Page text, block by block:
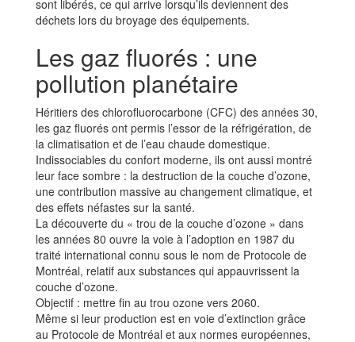
sont libérés, ce qui arrive lorsqu’ils deviennent des
déchets lors du broyage des équipements.
Les gaz fluorés : une
pollution planétaire
Héritiers des chlorofluorocarbone (CFC) des années 30,
les gaz fluorés ont permis l’essor de la réfrigération, de
la climatisation et de l’eau chaude domestique.
Indissociables du confort moderne, ils ont aussi montré
leur face sombre : la destruction de la couche d’ozone,
une contribution massive au changement climatique, et
des effets néfastes sur la santé.
La découverte du « trou de la couche d’ozone » dans
les années 80 ouvre la voie à l’adoption en 1987 du
traité international connu sous le nom de Protocole de
Montréal, relatif aux substances qui appauvrissent la
couche d’ozone.
Objectif : mettre fin au trou ozone vers 2060.
Même si leur production est en voie d’extinction grâce
au Protocole de Montréal et aux normes européennes,